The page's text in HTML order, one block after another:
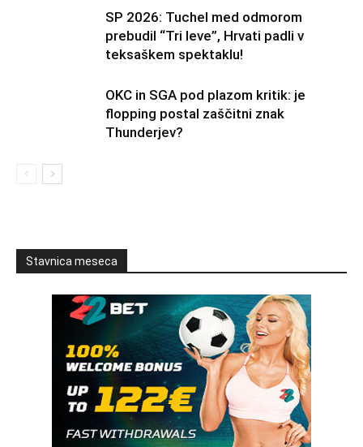
SP 2026: Tuchel med odmorom
prebudil “Tri leve”, Hrvati padli v
teksaškem spektaklu!
OKC in SGA pod plazom kritik: je
flopping postal zaščitni znak
Thunderjev?
Stavnica meseca